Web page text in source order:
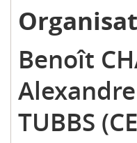
Benoît
Alexandre
TUBBS